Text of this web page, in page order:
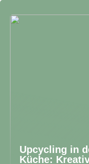
Upcycling in
Küche: